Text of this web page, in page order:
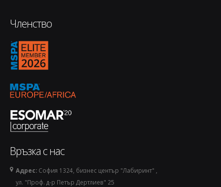
Членство
1770144973889-removebg-preview.png
Връзка с нас
Адрес: София 1324, бизнес център "Лабиринт" ,
ул. "Проф. д-р Петър Дертлиев" 25